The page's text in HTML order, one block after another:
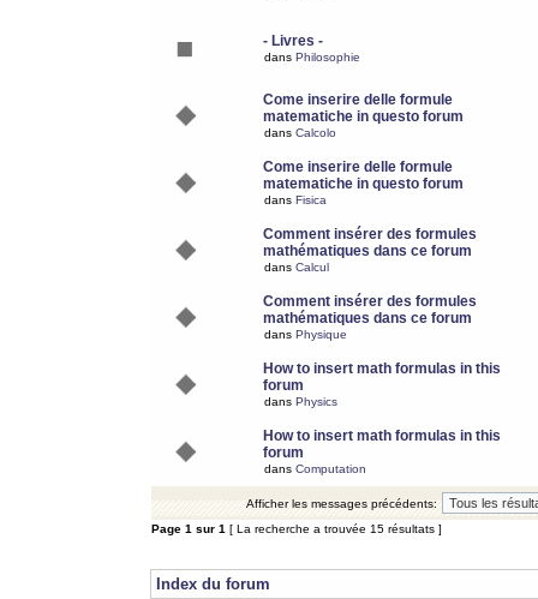
- Livres -
dans Philosophie
Come inserire delle formule
matematiche in questo forum
dans Calcolo
Come inserire delle formule
matematiche in questo forum
dans Fisica
Comment insérer des formules
mathématiques dans ce forum
dans Calcul
Comment insérer des formules
mathématiques dans ce forum
dans Physique
How to insert math formulas in this
forum
dans Physics
How to insert math formulas in this
forum
dans Computation
Afficher les messages précédents:
Page 1 sur 1 [ La recherche a trouvée 15 résultats ]
Index du forum